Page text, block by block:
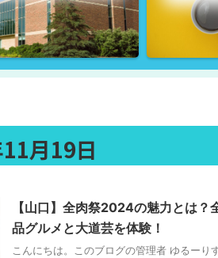
月19日
【山口】全肉祭2024の魅力とは？
品グルメと大道芸を体験！
こんにちは。このブログの管理者 ゆるー